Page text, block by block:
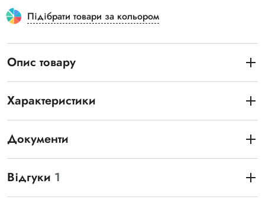
Підібрати товари за кольором
Опис товару
Характеристики
Документи
Відгуки 1